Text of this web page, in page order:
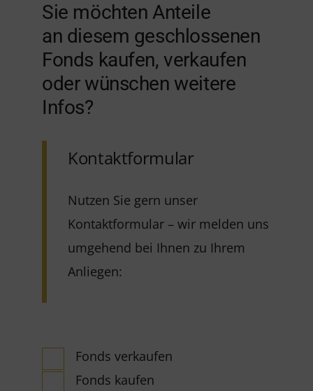
Sie möchten Anteile
an diesem geschlossenen
Fonds kaufen, verkaufen
oder wünschen weitere
Infos?
Kontaktformular
Nutzen Sie gern unser
Kontaktformular – wir melden uns
umgehend bei Ihnen zu Ihrem
Anliegen:
Fonds verkaufen
Fonds kaufen